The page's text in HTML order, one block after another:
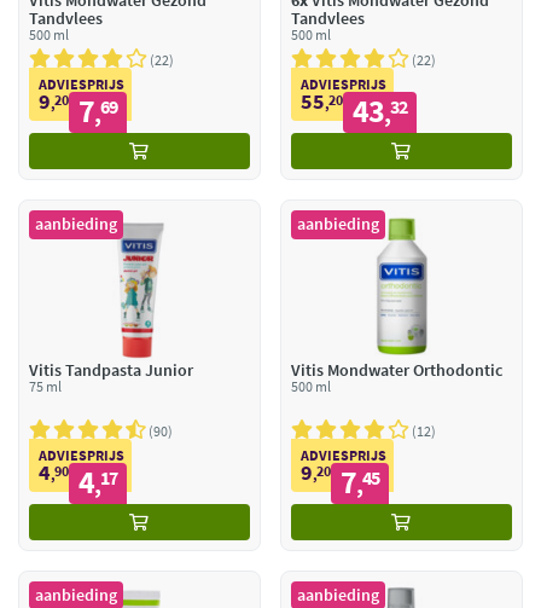
Tandvlees
500 ml
22
ADVIESPRIJS
9,20 7,69
Tandvlees
500 ml
22
ADVIESPRIJS
55,20 43,32
aanbieding
Vitis Tandpasta Junior
75 ml
90
ADVIESPRIJS
4,90 4,17
aanbieding
Vitis Mondwater Orthodontic
500 ml
12
ADVIESPRIJS
9,20 7,45
aanbieding aanbieding